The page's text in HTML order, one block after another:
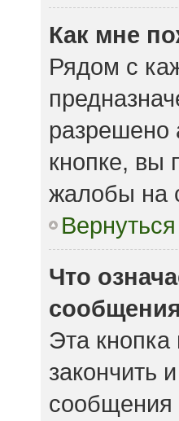
Как мне
Рядом с
разрешено
кнопке, вы
жалобы на
Что
Эта
закончить
сообщения